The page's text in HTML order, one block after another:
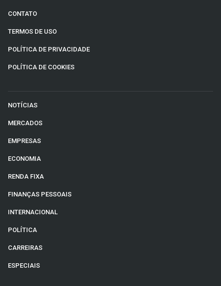
CONTATO
TERMOS DE USO
POLÍTICA DE PRIVACIDADE
POLÍTICA DE COOKIES
NOTÍCIAS
MERCADOS
EMPRESAS
ECONOMIA
RENDA FIXA
FINANÇAS PESSOAIS
INTERNACIONAL
POLÍTICA
CARREIRAS
ESPECIAIS